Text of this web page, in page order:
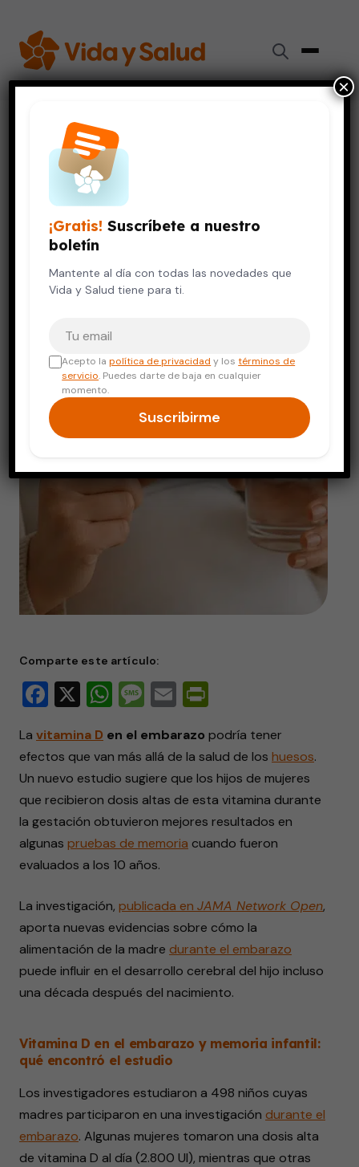
Salud de la Mujer
Vitamina D en el embarazo podría mejorar la memoria
EMBARAZO Y BEBÉS
Vitamina D en el embarazo
podría mejorar la memoria
infantil
Comparte este artículo:
Facebook
X WhatsApp
Message
Email
La vitamina D en el embarazo podría tener
efectos que van más allá de la salud de los huesos.
Un nuevo estudio sugiere que los hijos de mujeres
que recibieron dosis altas de esta vitamina durante
la gestación obtuvieron mejores resultados en
algunas pruebas de memoria cuando fueron
evaluados a los 10 años.
La investigación, publicada en JAMA Network Open,
aporta nuevas evidencias sobre cómo la
alimentación de la madre durante el embarazo
puede influir en el desarrollo cerebral del hijo incluso
una década después del nacimiento.
Vitamina D en el embarazo y memoria infantil:
qué encontró el estudio
Los investigadores estudiaron a 498 niños cuyas
madres participaron en una investigación durante el
embarazo. Algunas mujeres tomaron una dosis alta
de vitamina D al día (2.800 UI), mientras que otras
¡Gratis! Suscríbete a nuestro
boletín
Mantente al día con todas las novedades que
Vida y Salud tiene para ti.
Acepto lapolítica de privacidad y lostérminos de
servicio. Puedes darte de baja en cualquier
momento.
Suscribirme
×